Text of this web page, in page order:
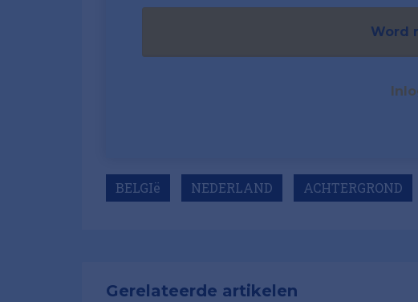
Word
BELGIë NEDERLAND ACHTERGROND
Gerelateerde artikelen